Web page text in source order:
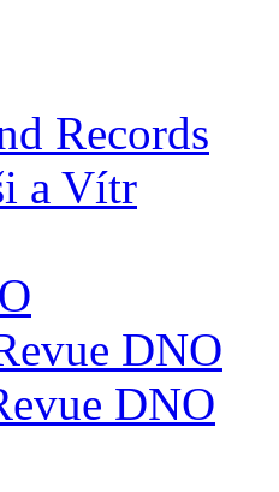
Records
a Vítr
DNO
DNO